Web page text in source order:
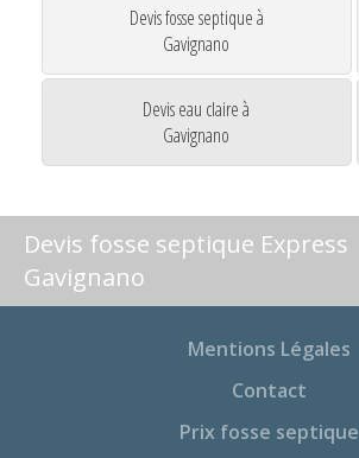
Devis fosse septique à
Gavignano
Devis eau claire à
Gavignano
Devis fosse septique Express
Gavignano
Mentions Légales
Contact
Prix fosse septique